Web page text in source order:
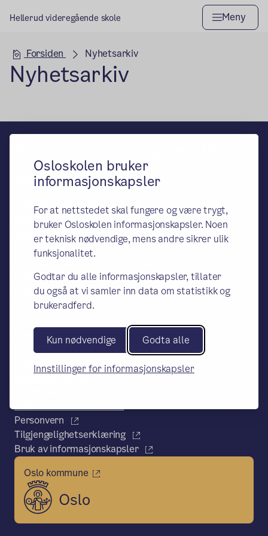
Osloskolen bruker
informasjonskapsler
For at nettstedet skal fungere og være trygt,
bruker Osloskolen informasjonskapsler. Noen
er teknisk nødvendige, mens andre sikrer ulik
funksjonalitet.
Godtar du alle informasjonskapsler, tillater
du også at vi samler inn data om statistikk og
brukeradferd.
Kun nødvendige Godta alle
Innstillinger for informasjonskapsler
Hellerud videregående skole Meny
Hovedseksjon
Forsiden Nyhetsarkiv
Nyhetsarkiv
skole
– en del av Osloskolen
Besøks- og leveringsadresse:
Wilh. Stenersens vei 6, 0671 Oslo
Postadresse:
Oslo kommune, Utdanningsetaten,
Hellerud vgs, PB 6127 Etterstad, 0602
Oslo
Telefon:
E-post:
postmottak.hellerud.vgs@osloskolen.no
Rektor
Linn Helen Ørmen
Rikke Andreassen Larsen
Personvern
Tilgjengelighetserklæring
Bruk av informasjonskapsler
Oslo kommune